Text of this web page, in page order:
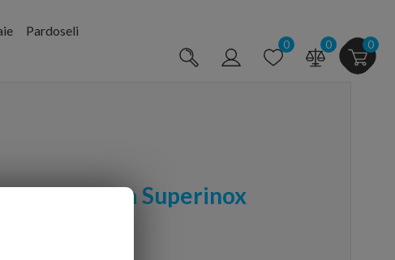
Pardoseli
0 0 0
WC Roca Superinox